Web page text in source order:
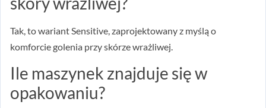
Tak, to wariant Sensitive, zaprojektowany z myślą o
komforcie golenia przy skórze wrażliwej.
Ile maszynek znajduje się w
opakowaniu?